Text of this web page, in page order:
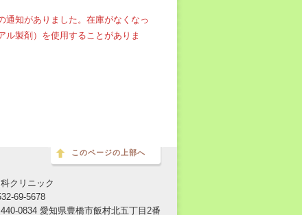
通知がありました。在庫がなくなっ
ル製剤）を使用することがありま
このページの上部へ
クリニック
69-5678
0834 愛知県豊橋市飯村北五丁目2番